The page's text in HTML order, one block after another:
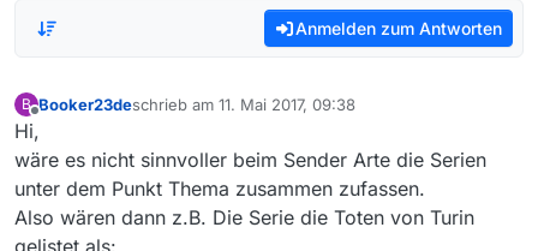
Anmelden zum Antworten
B Booker23deschrieb am 11. Mai 2017, 09:38
zuletzt editiert von
Hi,
wäre es nicht sinnvoller beim Sender Arte die Serien
unter dem Punkt Thema zusammen zufassen.
Also wären dann z.B. Die Serie die Toten von Turin